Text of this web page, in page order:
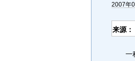
2007年
来源：
一种